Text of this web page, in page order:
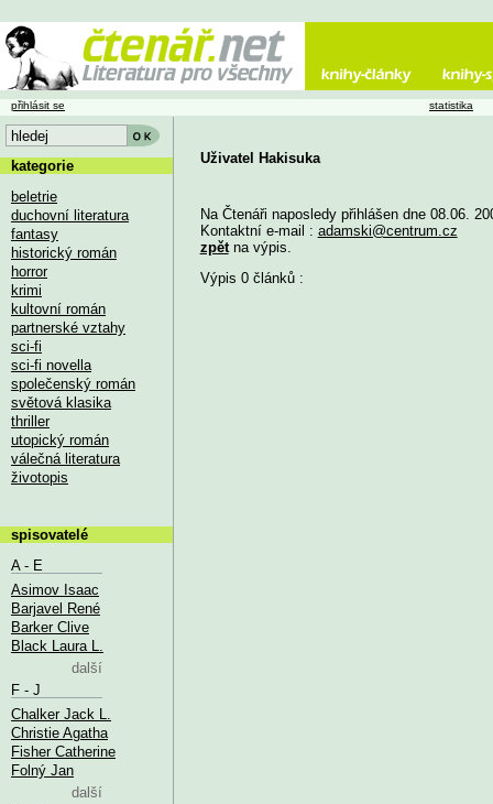
Uživatel Hakisuka
Na Čtenáři naposledy přihlášen dne 08.06.
Kontaktní e-mail : adamski@centrum.cz
zpětna výpis.
Výpis 0 článků :
přihlásit se statistika
kategorie
beletrie
duchovní literatura
fantasy
historický román
horror
krimi
kultovní román
partnerské vztahy
sci-fi
sci-fi novella
společenský román
světová klasika
thriller
utopický román
válečná literatura
životopis
spisovatelé
A - E
Asimov Isaac
Barjavel René
Barker Clive
Black Laura L.
další
F - J
Chalker Jack L.
Christie Agatha
Fisher Catherine
Folný Jan
další